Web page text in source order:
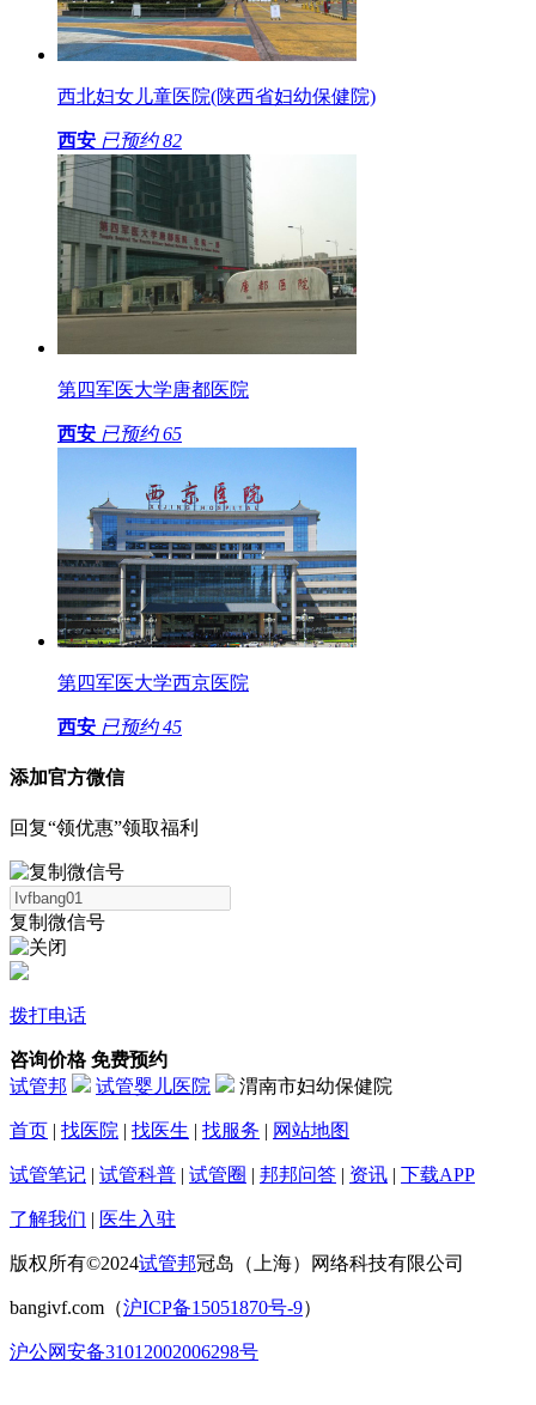
西北妇女儿童医院(陕西省妇幼保健院)
西安 已预约 82
第四军医大学唐都医院
西安 已预约 65
第四军医大学西京医院
西安 已预约 45
添加官方微信
回复“领优惠”领取福利
复制微信号
拨打电话
咨询价格 免费预约
试管邦
试管婴儿医院 渭南市妇幼保健院
首页 | 找医院 | 找医生 | 找服务 | 网站地图
试管笔记 | 试管科普 | 试管圈 | 邦邦问答 | 资讯 | 下载APP
了解我们 | 医生入驻
版权所有©2024试管邦冠岛（上海）网络科技有限公司
bangivf.com（沪ICP备15051870号-9）
沪公网安备31012002006298号